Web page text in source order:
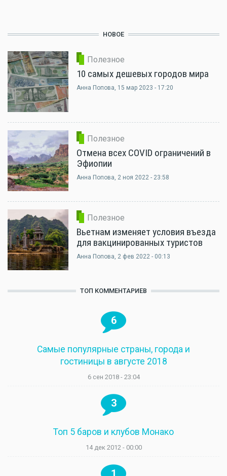
НОВОЕ
Полезное
10 самых дешевых городов мира
Анна Попова, 15 мар 2023 - 17:20
Полезное
Отмена всех COVID ограничений в
Эфиопии
Анна Попова, 2 ноя 2022 - 23:58
Полезное
Вьетнам изменяет условия въезда
для вакцинированных туристов
Анна Попова, 2 фев 2022 - 00:13
ТОП КОММЕНТАРИЕВ
6
Самые популярные страны, города и
гостиницы в августе 2018
6 сен 2018 - 23:04
3
Топ 5 баров и клубов Монако
14 дек 2012 - 00:00